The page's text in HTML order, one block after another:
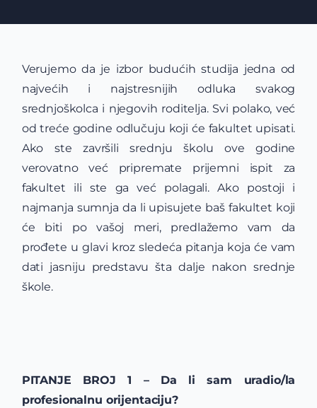
Verujemo da je izbor budućih studija jedna od
najvećih i najstresnijih odluka svakog
srednjoškolca i njegovih roditelja. Svi polako, već
od treće godine odlučuju koji će fakultet upisati.
Ako ste završili srednju školu ove godine
verovatno već pripremate prijemni ispit za
fakultet ili ste ga već polagali. Ako postoji i
najmanja sumnja da li upisujete baš fakultet koji
će biti po vašoj meri, predlažemo vam da
prođete u glavi kroz sledeća pitanja koja će vam
dati jasniju predstavu šta dalje nakon srednje
škole.
PITANJE BROJ 1 – Da li sam uradio/la
profesionalnu orijentaciju?